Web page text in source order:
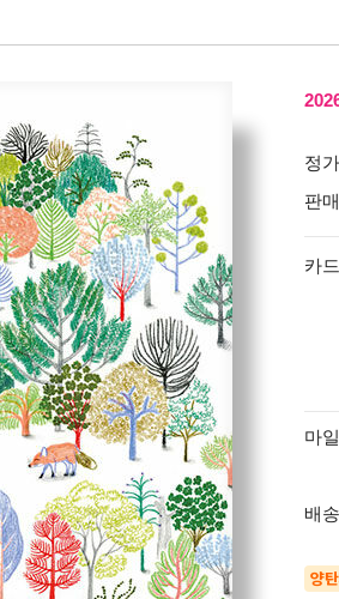
정가
판
카
마
배
양